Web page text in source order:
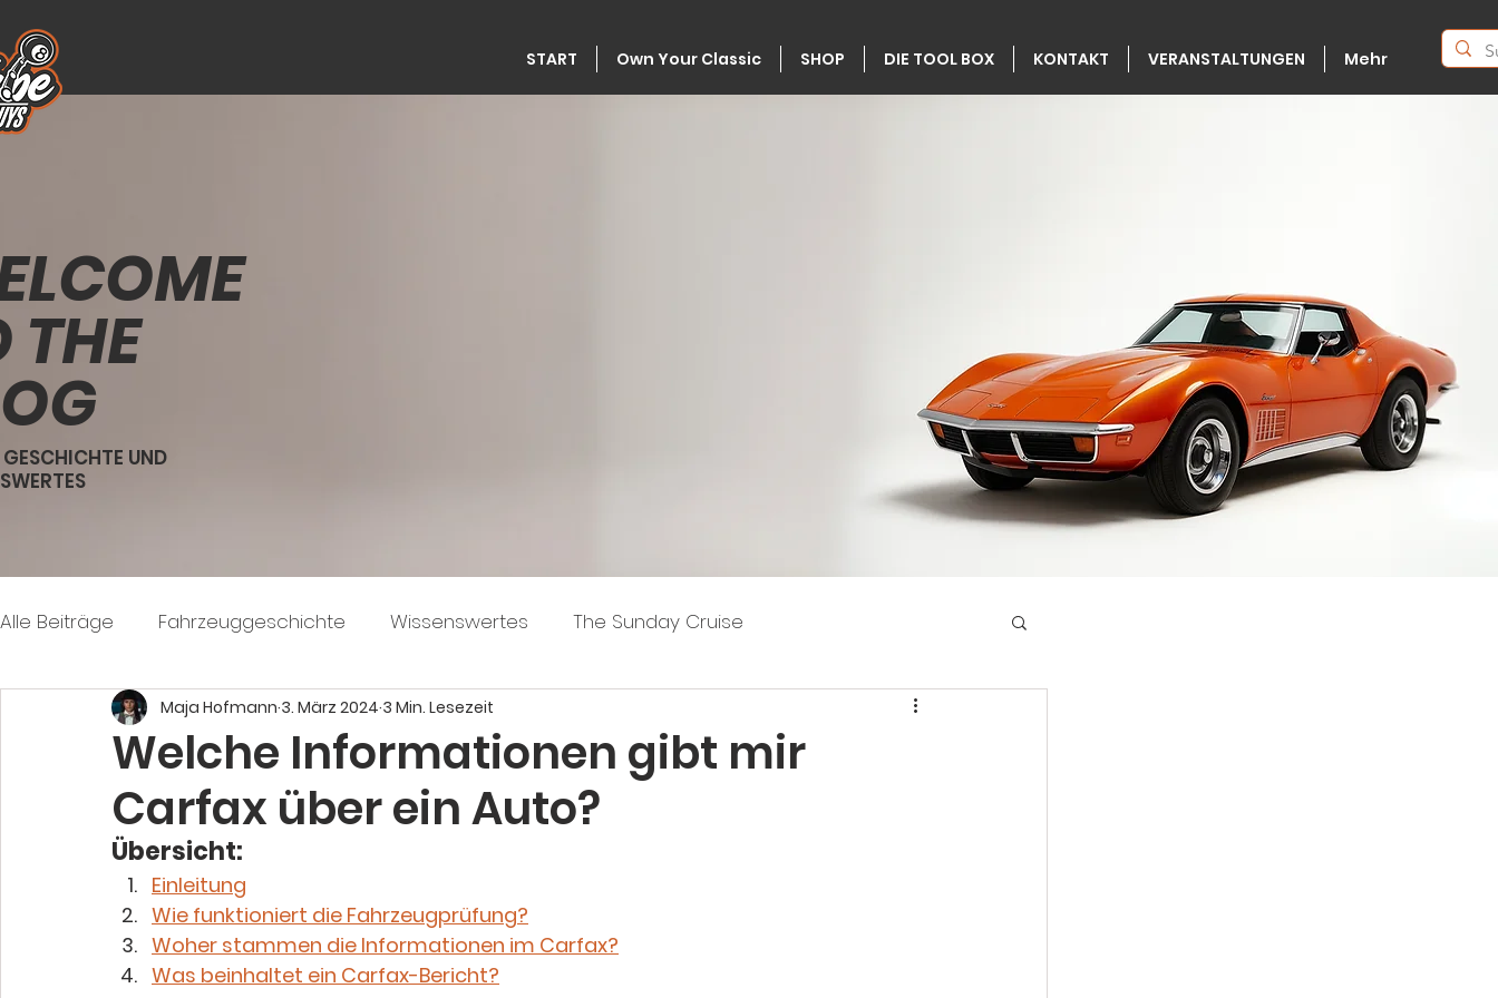
START Own Your Classic SHOP DIE TOOL BOX KONTAKT VERANSTALTUNGEN Mehr
THE
UND
Alle Beiträge Fahrzeuggeschichte Wissenswertes The Sunday Cruise
Welche Informationen gibt mir
Carfax über ein Auto?
Maja Hofmann 3. März 2024 3 Min. Lesezeit
Übersicht:
Einleitung
Wie funktioniert die Fahrzeugprüfung?
Woher stammen die Informationen im Carfax?
Was beinhaltet ein Carfax-Bericht?